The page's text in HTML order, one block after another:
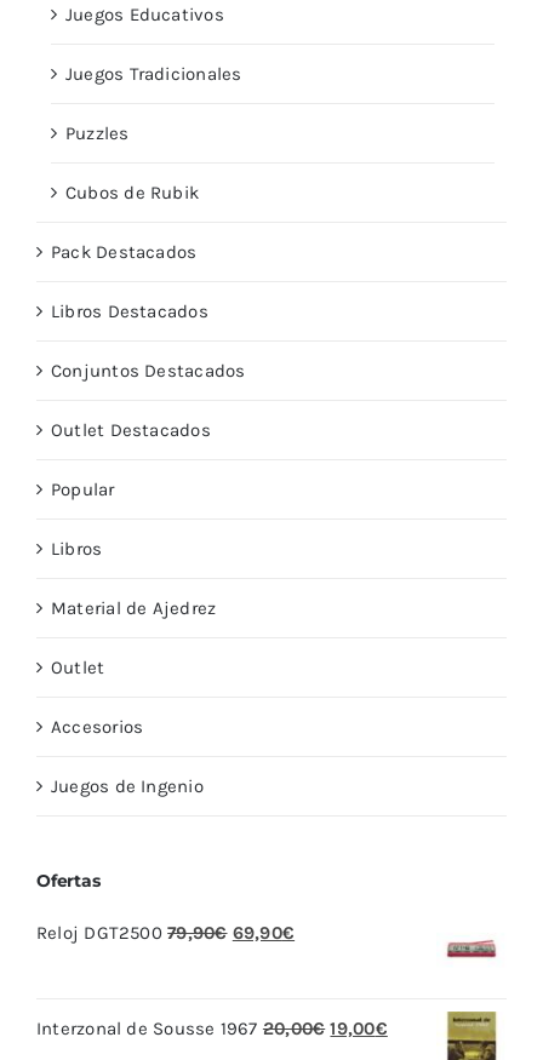
Juegos Educativos
Juegos Tradicionales
Puzzles
Cubos de Rubik
Pack Destacados
Libros Destacados
Conjuntos Destacados
Outlet Destacados
Popular
Libros
Material de Ajedrez
Outlet
Accesorios
Juegos de Ingenio
Ofertas
Reloj DGT2500 79,90€ El
era:
69,90€
es:
Interzonal de Sousse 1967 20,00€ El
19,00€El